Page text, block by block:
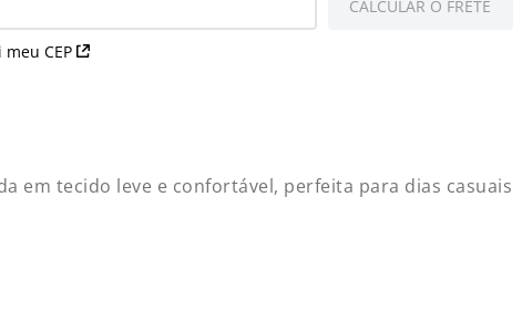
meu CEP
CALCULAR O FRETE
em tecido leve e confortável, perfeita para dias casuais